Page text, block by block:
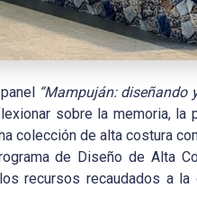
“Mampuján: diseñando
sobre la memoria,
colección de alta costura
de Diseño de Alta
recursos recaudados a